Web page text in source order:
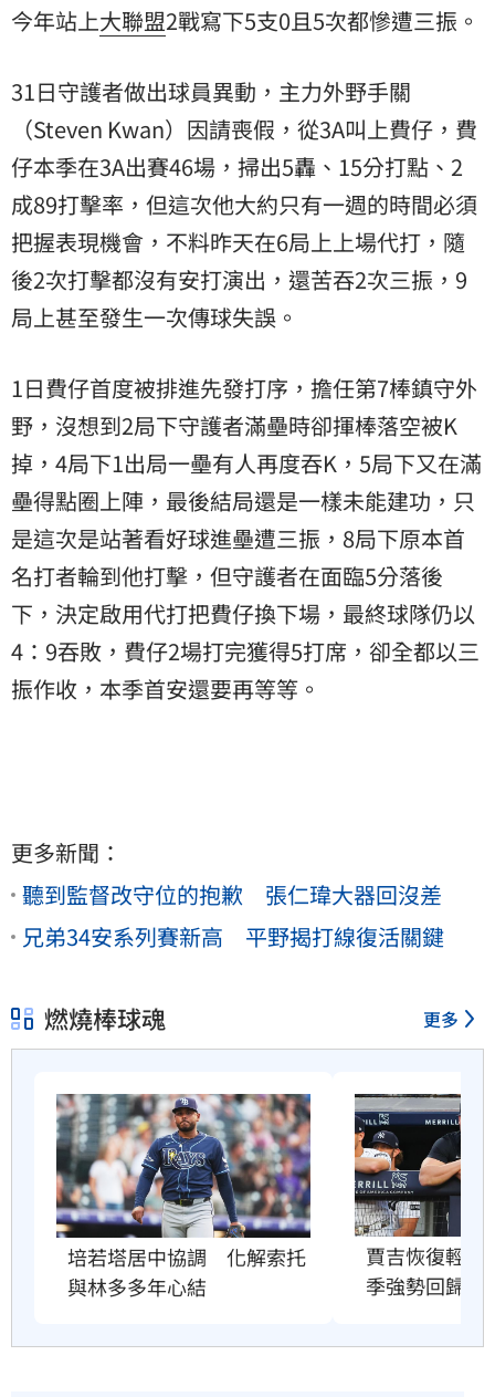
今年站上大聯盟2戰寫下5支0且5次都慘遭三振。
31日守護者做出球員異動，主力外野手關
（Steven Kwan）因請喪假，從3A叫上費仔，費
仔本季在3A出賽46場，掃出5轟、15分打點、2
成89打擊率，但這次他大約只有一週的時間必須
把握表現機會，不料昨天在6局上上場代打，隨
後2次打擊都沒有安打演出，還苦吞2次三振，9
局上甚至發生一次傳球失誤。
1日費仔首度被排進先發打序，擔任第7棒鎮守外
野，沒想到2局下守護者滿壘時卻揮棒落空被K
掉，4局下1出局一壘有人再度吞K，5局下又在滿
壘得點圈上陣，最後結局還是一樣未能建功，只
是這次是站著看好球進壘遭三振，8局下原本首
名打者輪到他打擊，但守護者在面臨5分落後
下，決定啟用代打把費仔換下場，最終球隊仍以
4：9吞敗，費仔2場打完獲得5打席，卻全都以三
振作收，本季首安還要再等等。
更多新聞：
聽到監督改守位的抱歉 張仁瑋大器回沒差
兄弟34安系列賽新高 平野揭打線復活關鍵
燃燒棒球魂 更多
培若塔居中協調　化解索托
與林多多年心結
賈吉恢復輕度
季強勢回歸賽